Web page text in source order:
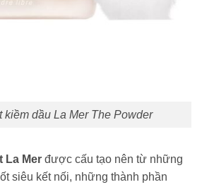
kiềm dầu La Mer The Powder
La Mer được cấu tạo nên từ những
siêu kết nối, những thành phần